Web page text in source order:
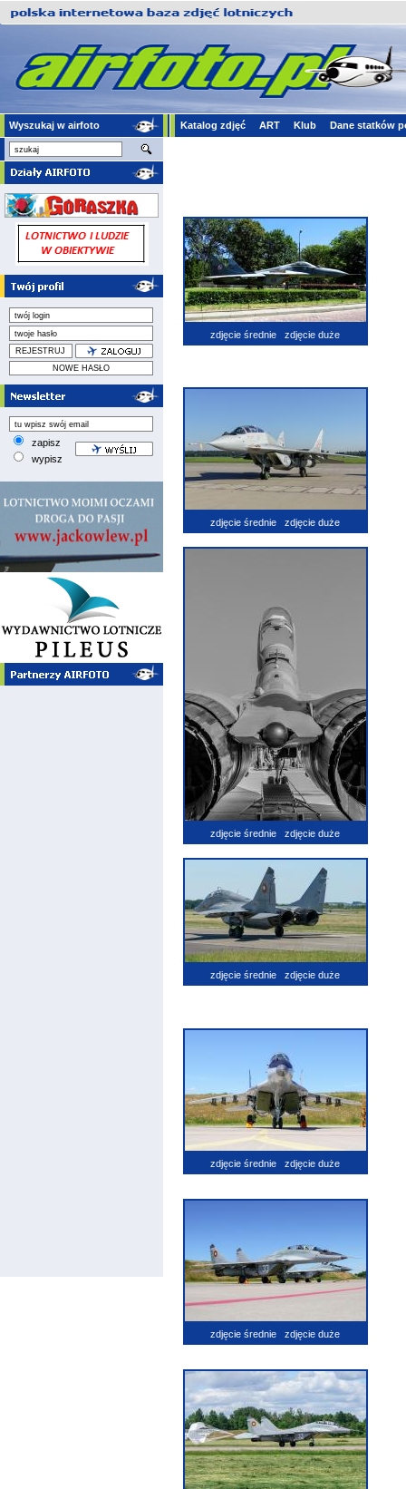
Wyszukaj w airfoto Katalog zdjęć ART Klub Dane statków
zapisz
wypisz
zdjęcie średnie zdjęcie duże
zdjęcie średnie zdjęcie duże
zdjęcie średnie zdjęcie duże
zdjęcie średnie zdjęcie duże
zdjęcie średnie zdjęcie duże
zdjęcie średnie zdjęcie duże